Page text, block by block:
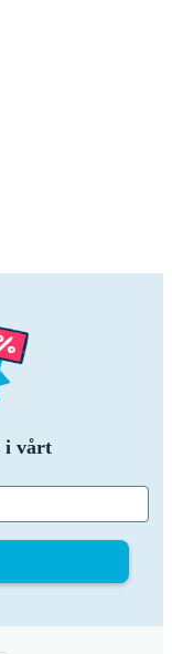
i vårt